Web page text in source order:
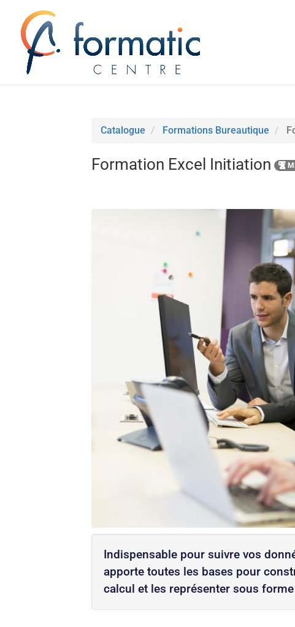
Catalogue Formations Bureautique
Formation Excel Initiation
Indispensable pour suivre vos
apporte toutes les bases pour
calcul et les représenter sous